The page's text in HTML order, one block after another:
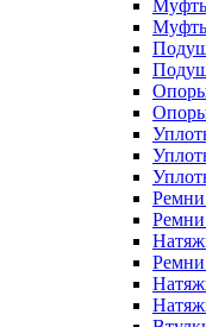
Ремни
Ремни
Ремни